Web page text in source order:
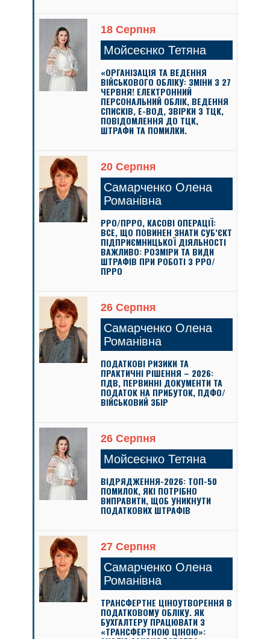
18 Серпня
Мойсеєнко Тетяна
«ОРГАНІЗАЦІЯ ТА ВЕДЕННЯ
ВІЙСЬКОВОГО ОБЛІКУ: ЗМІНИ З 27
ЧЕРВНЯ! ЕЛЕКТРОННИЙ
ПЕРСОНАЛЬНИЙ ОБЛІК, ВЕДЕННЯ
СПИСКІВ, Е-ВОД, ЗВІРКИ З ТЦК,
ПОВІДОМЛЕННЯ ДО ТЦК,
ШТРАФИ ТА ПОМИЛКИ.
20 Серпня
Самарченко Олена
Романівна
РРО/ПРРО, КАСОВІ ОПЕРАЦІЇ:
ВСЕ, ЩО ПОВИНЕН ЗНАТИ СУБ’ЄКТ
ПІДПРИЄМНИЦЬКОЇ ДІЯЛЬНОСТІ
ВАЖЛИВО: РОЗМІРИ ТА ВИДИ
ШТРАФІВ ПРИ РОБОТІ З РРО/
ПРРО
26 Серпня
Самарченко Олена
Романівна
ПОДАТКОВІ РИЗИКИ ТА
ПРАКТИЧНІ РІШЕННЯ – 2026:
ПДВ, ПЕРВИННІ ДОКУМЕНТИ ТА
ПОДАТОК НА ПРИБУТОК, ПДФО/
ВІЙСЬКОВИЙ ЗБІР
26 Серпня
Мойсеєнко Тетяна
ВІДРЯДЖЕННЯ-2026: ТОП-50
ПОМИЛОК, ЯКІ ПОТРІБНО
ВИПРАВИТИ, ЩОБ УНИКНУТИ
ПОДАТКОВИХ ШТРАФІВ
27 Серпня
Самарченко Олена
Романівна
ТРАНСФЕРТНЕ ЦІНОУТВОРЕННЯ В
ПОДАТКОВОМУ ОБЛІКУ. ЯК
БУХГАЛТЕРУ ПРАЦЮВАТИ З
«ТРАНСФЕРТНОЮ ЦІНОЮ»: